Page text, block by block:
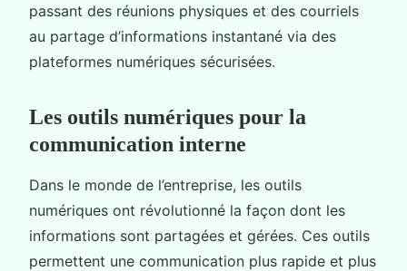
passant des réunions physiques et des courriels
au partage d’informations instantané via des
plateformes numériques sécurisées.
Les outils numériques pour la
communication interne
Dans le monde de l’entreprise, les outils
numériques ont révolutionné la façon dont les
informations sont partagées et gérées. Ces outils
permettent une communication plus rapide et plus